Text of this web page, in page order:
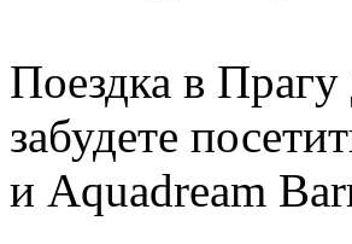
Поездка в
забудете
и Aquadream